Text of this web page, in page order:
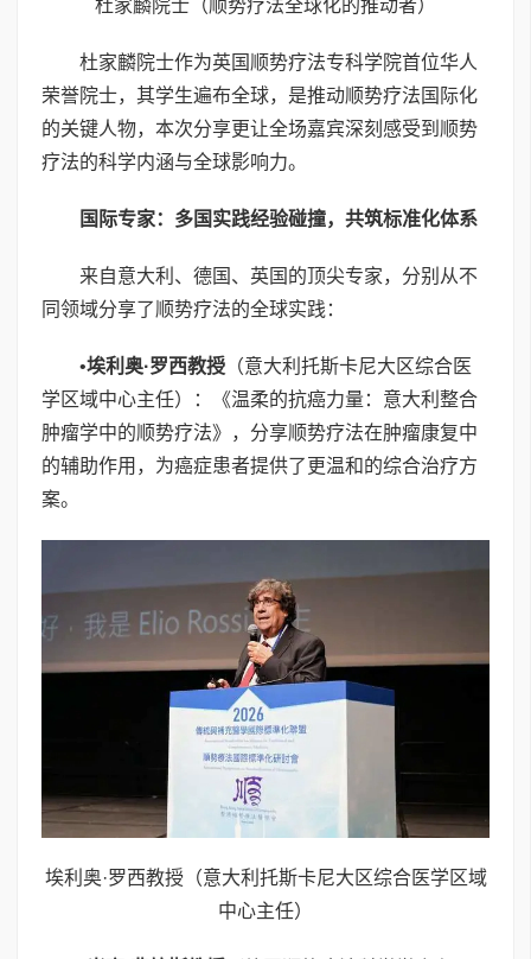
杜家麟院士（顺势疗法全球化的推动者）
杜家麟院士作为英国顺势疗法专科学院首位华人
荣誉院士，其学生遍布全球，是推动顺势疗法国际化
的关键人物，本次分享更让全场嘉宾深刻感受到顺势
疗法的科学内涵与全球影响力。
国际专家：多国实践经验碰撞，共筑标准化体系
来自意大利、德国、英国的顶尖专家，分别从不
同领域分享了顺势疗法的全球实践：
•埃利奥·罗西教授 （意大利托斯卡尼大区综合医
学区域中心主任）：《温柔的抗癌力量：意大利整合
肿瘤学中的顺势疗法》，分享顺势疗法在肿瘤康复中
的辅助作用，为癌症患者提供了更温和的综合治疗方
案。
埃利奥·罗西教授（意大利托斯卡尼大区综合医学区域
中心主任）